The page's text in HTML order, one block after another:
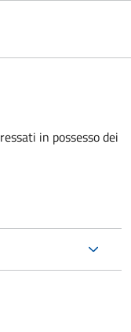
in possesso dei